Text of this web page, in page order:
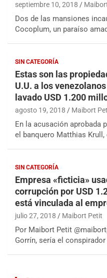
septiembre 10, 2018
Dos de las mansiones
Cocoplum, un paraíso
SIN CATEGORÍA
Estas son las
U.U. a los
lavado USD 1.200
agosto 19, 2018 Maibort
En la acusación aprobada
el banquero Matthias
SIN CATEGORÍA
Empresa «ficticia»
corrupción por USD
está vinculada al
julio 27, 2018 Maibort Petit
Por Maibort Petit
Gorrín, sería el